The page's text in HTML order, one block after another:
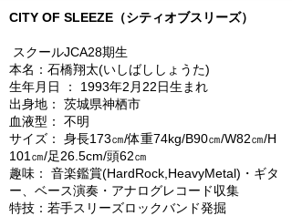
CITY OF SLEEZE（シティオブスリーズ）
スクールJCA28期生
本名： 石橋翔太(いしばししょうた)
生年月日 ： 1993年2月22日生まれ
出身地： 茨城県神栖市
血液型： 不明
サイズ： 身長173㎝/体重74kg/B90㎝/W82㎝/H
101㎝/足26.5cm/頭62㎝
趣味： 音楽鑑賞(HardRock,HeavyMetal)・ギタ
ー、ベース演奏・アナログレコード収集
特技：若手スリーズロックバンド発掘